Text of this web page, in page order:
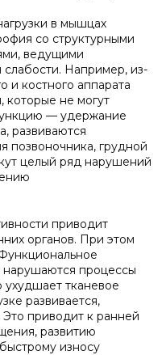
в мышцах
со структурными
ведущими
Например, из-
и костного аппарата
которые не могут
— удержание
развиваются
позвоночника, грудной
целый ряд нарушений
приводит
органов. При этом
нарушаются процессы
ухудшает тканевое
развивается,
Это приводит к ранней
развитию
износу